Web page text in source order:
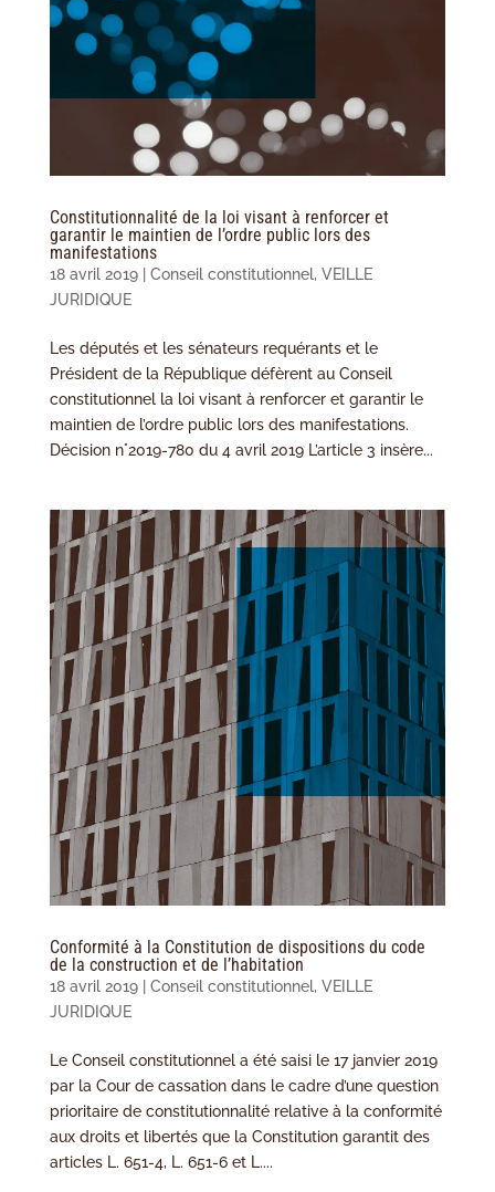
Constitutionnalité de la loi visant à renforcer et
garantir le maintien de l’ordre public lors des
manifestations
18 avril 2019| Conseil constitutionnel, VEILLE
JURIDIQUE
Les députés et les sénateurs requérants et le
Président de la République défèrent au Conseil
constitutionnel la loi visant à renforcer et garantir le
maintien de l’ordre public lors des manifestations.
Décision n°2019-780 du 4 avril 2019 L’article 3 insère...
Conformité à la Constitution de dispositions du code
de la construction et de l’habitation
18 avril 2019| Conseil constitutionnel, VEILLE
JURIDIQUE
Le Conseil constitutionnel a été saisi le 17 janvier 2019
par la Cour de cassation dans le cadre d’une question
prioritaire de constitutionnalité relative à la conformité
aux droits et libertés que la Constitution garantit des
articles L. 651-4, L. 651-6 et L....